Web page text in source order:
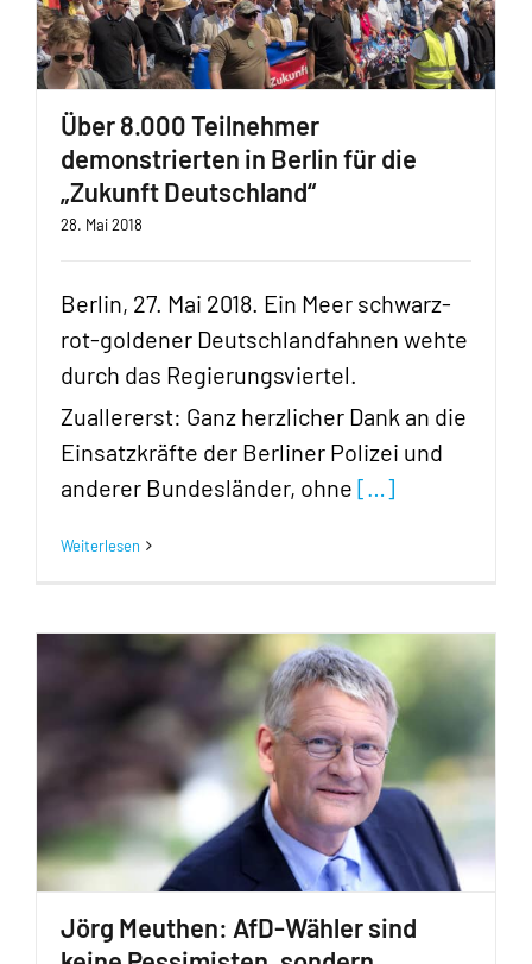
Über 8.000 Teilnehmer
demonstrierten in Berlin für die
„Zukunft Deutschland“
28. Mai 2018
Berlin, 27. Mai 2018. Ein Meer schwarz-
rot-goldener Deutschlandfahnen wehte
durch das Regierungsviertel.
Zuallererst: Ganz herzlicher Dank an die
Einsatzkräfte der Berliner Polizei und
anderer Bundesländer, ohne […]
Weiterlesen
Jörg Meuthen: AfD-Wähler sind